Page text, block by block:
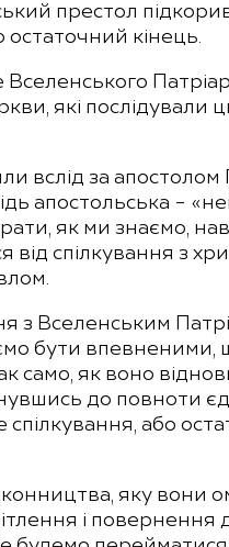
престол
остаточний кінець.
які
вслід за
апостольська –
як ми знаємо,
від спілкування з
з Вселенським
бути впевненими,
як воно
до повноти
або
яку
і повернення